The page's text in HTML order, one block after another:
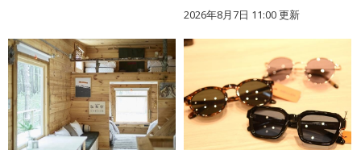
2026年8月7日 11:00更新